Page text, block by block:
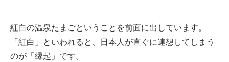
紅白の温泉たまごということを前面に出しています。
「紅白」といわれると、日本人が直ぐに連想してしまう
のが「縁起」です。